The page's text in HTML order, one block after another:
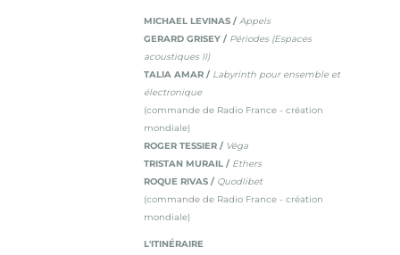
MICHAEL LEVINAS /Appels
GERARD GRISEY / Périodes (Espaces
acoustiques II)
TALIA AMAR / Labyrinth pour ensemble et
électronique
(commande de Radio France - création
mondiale)
ROGER TESSIER / Véga
TRISTAN MURAIL / Ethers
ROQUE RIVAS / Quodlibet
(commande de Radio France - création
mondiale)
L'ITINÉRAIRE